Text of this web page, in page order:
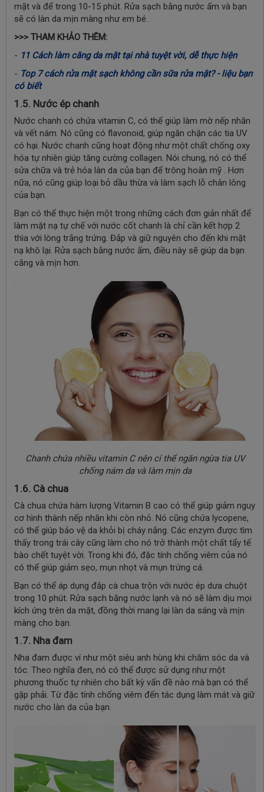
mặt và để trong 10-15 phút. Rửa sạch bằng nước ấm và bạn
sẽ có làn da mịn màng như em bé.
>>> THAM KHẢO THÊM:
- 11 Cách làm căng da mặt tại nhà tuyệt vời, dễ thực hiện
- Top 7 cách rửa mặt sạch không cần sữa rửa mặt? - liệu bạn
có biết
1.5. Nước ép chanh
Nước chanh có chứa vitamin C, có thể giúp làm mờ nếp nhăn
và vết nám. Nó cũng có flavonoid, giúp ngăn chặn các tia UV
có hại. Nước chanh cũng hoạt động như một chất chống oxy
hóa tự nhiên giúp tăng cường collagen. Nói chung, nó có thể
sửa chữa và trẻ hóa làn da của bạn để trông hoàn mỹ . Hơn
nữa, nó cũng giúp loại bỏ dầu thừa và làm sạch lỗ chân lông
của bạn.
Bạn có thể thực hiện một trong những cách đơn giản nhất để
làm mặt nạ tự chế với nước cốt chanh là chỉ cần kết hợp 2
thìa với lòng trắng trứng. Đắp và giữ nguyên cho đến khi mặt
nạ khô lại. Rửa sạch bằng nước ấm, điều này sẽ giúp da bạn
căng và mịn hơn.
Chanh chứa nhiều vitamin C nên cí thể ngăn ngừa tia UV
chống nám da và làm mịn da
1.6. Cà chua
Cà chua chứa hàm lượng Vitamin B cao có thể giúp giảm nguy
cơ hình thành nếp nhăn khi còn nhỏ. Nó cũng chứa lycopene,
có thể giúp bảo vệ da khỏi bị cháy nắng. Các enzym được tìm
thấy trong trái cây cũng làm cho nó trở thành một chất tẩy tế
bào chết tuyệt vời. Trong khi đó, đặc tính chống viêm của nó
có thể giúp giảm sẹo, mụn nhọt và mụn trứng cá.
Bạn có thể áp dụng đắp cà chua trộn với nước ép dưa chuột
trong 10 phút. Rửa sạch bằng nước lạnh và nó sẽ làm dịu mọi
kích ứng trên da mặt, đồng thời mang lại làn da sáng và mịn
màng cho bạn.
1.7. Nha đam
Nha đam được ví như một siêu anh hùng khi chăm sóc da và
tóc. Theo nghĩa đen, nó có thể được sử dụng như một
phương thuốc tự nhiên cho bất kỳ vấn đề nào mà bạn có thể
gặp phải. Từ đặc tính chống viêm đến tác dụng làm mát và giữ
nước cho làn da của bạn.